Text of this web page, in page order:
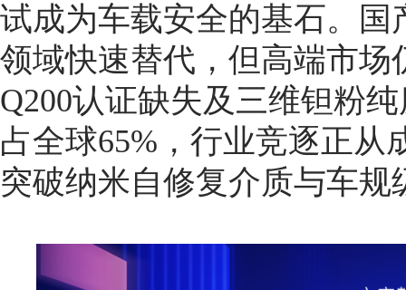
试成为车载安全的基石。国
领域快速替代，但高端市
Q200认证缺失及三维钽粉
占全球65%，行业竞逐正
突破纳米自修复介质与车